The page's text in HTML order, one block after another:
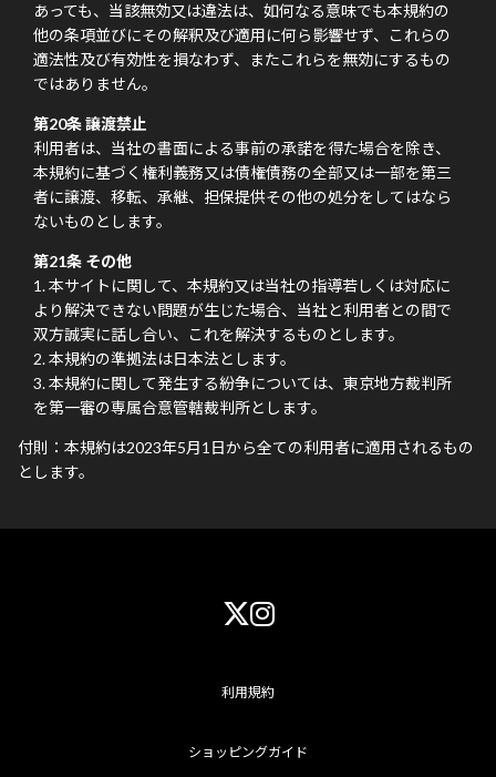
あっても、当該無効又は違法は、如何なる意味でも本規約の
他の条項並びにその解釈及び適用に何ら影響せず、これらの
適法性及び有効性を損なわず、またこれらを無効にするもの
ではありません。
第20条 譲渡禁止
利用者は、当社の書面による事前の承諾を得た場合を除き、
本規約に基づく権利義務又は債権債務の全部又は一部を第三
者に譲渡、移転、承継、担保提供その他の処分をしてはなら
ないものとします。
第21条 その他
本サイトに関して、本規約又は当社の指導若しくは対応に
より解決できない問題が生じた場合、当社と利用者との間で
双方誠実に話し合い、これを解決するものとします。
本規約の準拠法は日本法とします。
本規約に関して発生する紛争については、東京地方裁判所
を第一審の専属合意管轄裁判所とします。
付則：本規約は2023年5月1日から全ての利用者に適用されるもの
とします。
利用規約
ショッピングガイド